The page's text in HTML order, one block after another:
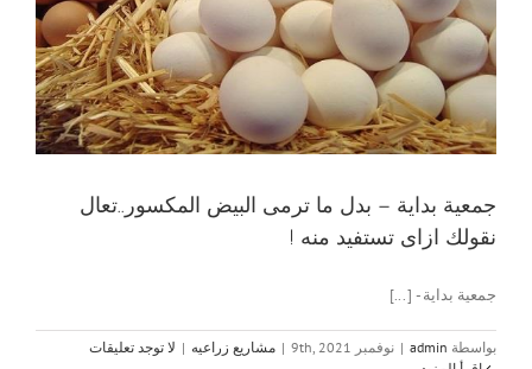
جمعية بداية – بدل ما ترمى البيض المكسور..تعال
نقولك ازاى تستفيد منه !
جمعية بداية - [...]
بواسطة admin
| نوفمبر 9th, 2021 | مشاريع زراعيه | لا توجد تعليقات